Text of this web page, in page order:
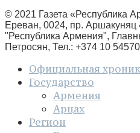
© 2021 Газета «Республика
Ереван, 0024, пр. Аршакуняц
"Республика Армения",
Петросян, Тел.: +374 10
Официальная
Государство
Армения
Арцах
Регион